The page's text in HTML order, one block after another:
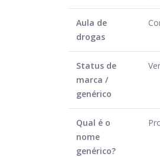
Aula de
drogas
Status de
marca /
genérico
Qual é o
nome
genérico?